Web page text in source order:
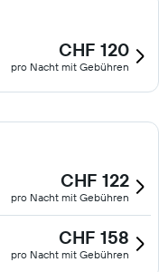
CHF 120
pro Nacht mit Gebühren
CHF 122
pro Nacht mit Gebühren
CHF 158
pro Nacht mit Gebühren